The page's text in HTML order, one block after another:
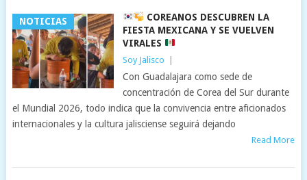
NOTICIAS
COREANOS DESCUBREN LA
FIESTA MEXICANA Y SE VUELVEN
VIRALES
Soy Jalisco
Con Guadalajara como sede de
concentración de Corea del Sur durante
el Mundial 2026, todo indica que la convivencia entre aficionados
internacionales y la cultura jalisciense seguirá dejando
Read More